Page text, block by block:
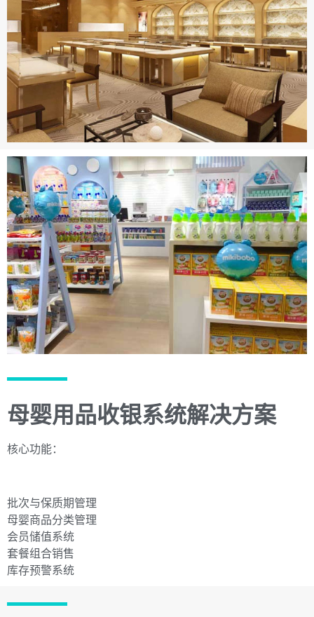
母婴用品收银系统解决方案
核心功能：
批次与保质期管理
母婴商品分类管理
会员储值系统
套餐组合销售
库存预警系统